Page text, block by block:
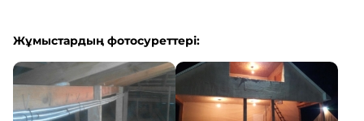
Жұмыстардың фотосуреттері: